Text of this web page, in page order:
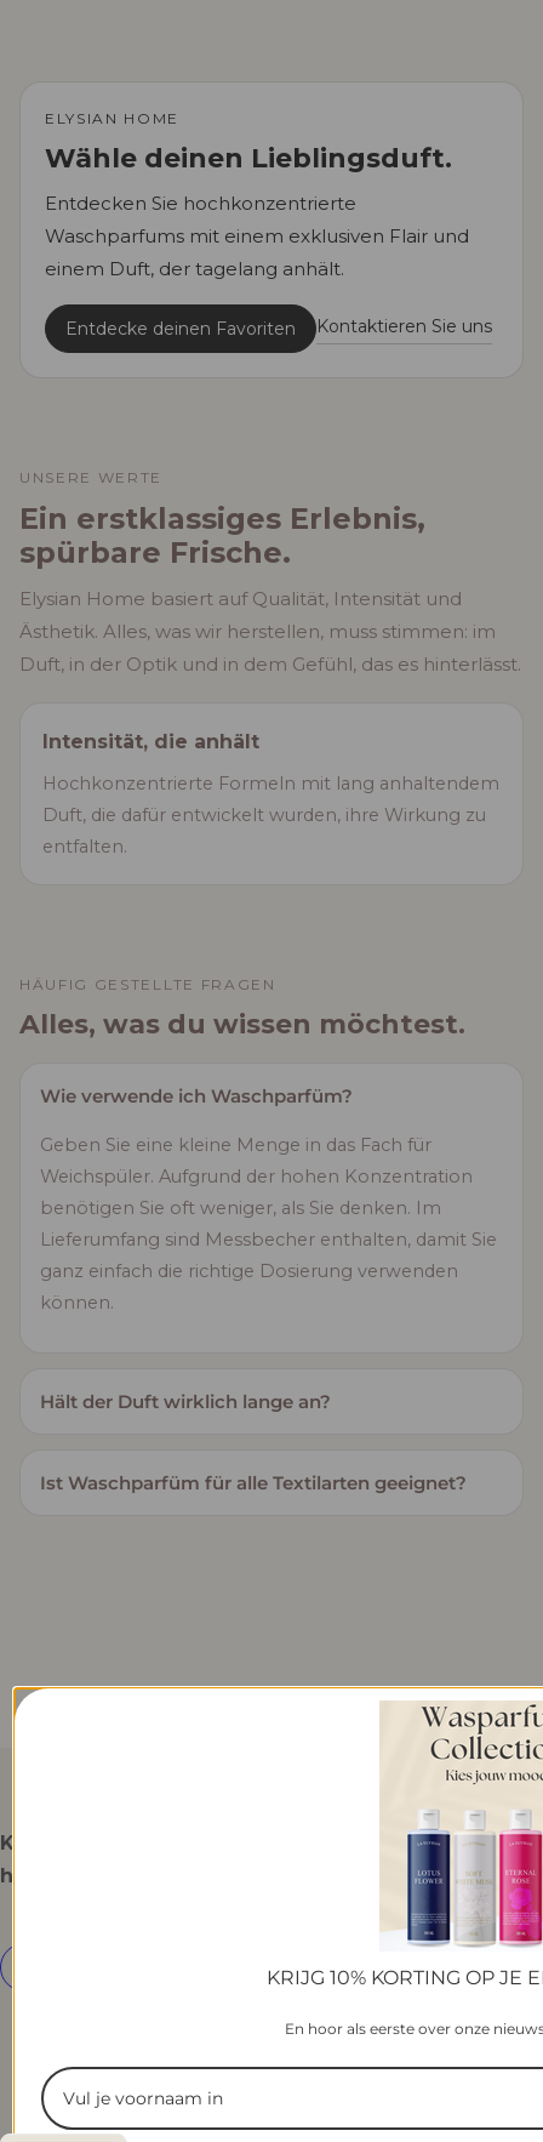
ELYSIAN HOME
Wähle deinen Lieblingsduft.
Entdecken Sie hochkonzentrierte
Waschparfums mit einem exklusiven Flair und
einem Duft, der tagelang anhält.
Entdecke deinen Favoriten Kontaktieren Sie uns
UNSERE WERTE
Ein erstklassiges Erlebnis,
spürbare Frische.
Elysian Home basiert auf Qualität, Intensität und
Ästhetik. Alles, was wir herstellen, muss stimmen: im
Duft, in der Optik und in dem Gefühl, das es hinterlässt.
Intensität, die anhält
Hochkonzentrierte Formeln mit lang anhaltendem
Duft, die dafür entwickelt wurden, ihre Wirkung zu
entfalten.
HÄUFIG GESTELLTE FRAGEN
Alles, was du wissen möchtest.
Wie verwende ich Waschparfüm?
Geben Sie eine kleine Menge in das Fach für
Weichspüler. Aufgrund der hohen Konzentration
benötigen Sie oft weniger, als Sie denken. Im
Lieferumfang sind Messbecher enthalten, damit Sie
ganz einfach die richtige Dosierung verwenden
können.
Hält der Duft wirklich lange an?
Ist Waschparfüm für alle Textilarten geeignet?
Kunden
helfen
KundenserviceMelden
Sie sich
für
unseren
Newsletter
Boutique
KRIJG 10% KORTING OP JE
En hoor als eerste over onze